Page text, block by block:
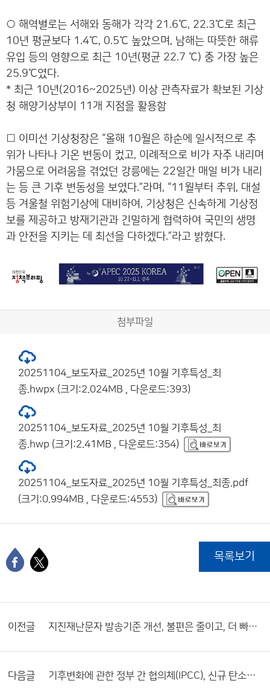
○ 해역별로는 서해와 동해가 각각 21.6℃, 22.3℃로 최근
10년 평균보다 1.4℃, 0.5℃ 높았으며, 남해는 따뜻한 해류
유입 등의 영향으로 최근 10년(평균 22.7 ℃) 중 가장 높은
25.9℃였다.
* 최근 10년(2016~2025년) 이상 관측자료가 확보된 기상
청 해양기상부이 11개 지점을 활용함
□ 이미선 기상청장은 “올해 10월은 하순에 일시적으로 추
위가 나타나 기온 변동이 컸고, 이례적으로 비가 자주 내리며
가뭄으로 어려움을 겪었던 강릉에는 22일간 매일 비가 내리
는 등 큰 기후 변동성을 보였다.”라며, “11월부터 추위, 대설
등 겨울철 위험기상에 대비하여, 기상청은 신속하게 기상정
보를 제공하고 방재기관과 긴밀하게 협력하여 국민의 생명
과 안전을 지키는 데 최선을 다하겠다.”라고 밝혔다.
첨부파일
20251104_보도자료_2025년 10월 기후특성_최
종.hwpx (크기:2.024MB , 다운로드:393)
20251104_보도자료_2025년 10월 기후특성_최
종.hwp (크기:2.41MB , 다운로드:354)
20251104_보도자료_2025년 10월 기후특성_최종.pdf
(크기:0.994MB , 다운로드:4553)
목록보기
이전글 지진재난문자 발송기준 개선, 불편은 줄이고, 더 빠르고 정확하게
다음글 기후변화에 관한 정부 간 협의체(IPCC), 신규 탄소흡수원 산정 지침 개요에 합의